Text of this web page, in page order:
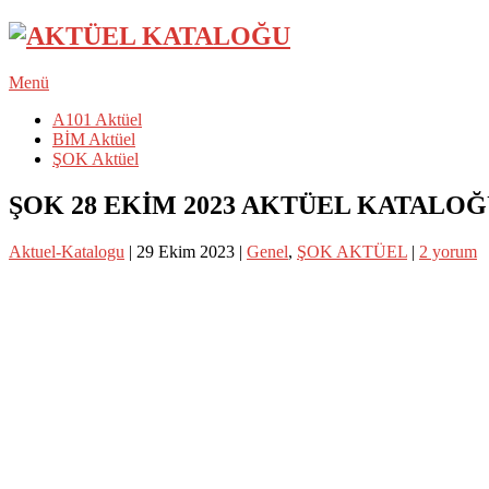
Menü
A101 Aktüel
BİM Aktüel
ŞOK Aktüel
ŞOK 28 EKİM 2023 AKTÜEL
Aktuel-Katalogu | 29 Ekim 2023 | Genel, ŞOK AKTÜEL | 2 yorum